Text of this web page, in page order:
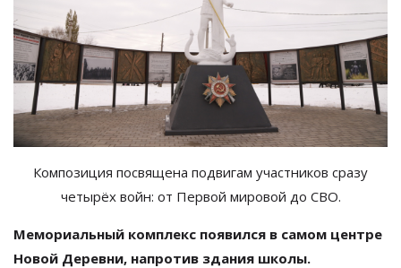
Композиция посвящена подвигам участников сразу
четырёх войн: от Первой мировой до СВО.
Мемориальный комплекс появился в самом центре
Новой Деревни, напротив здания школы.